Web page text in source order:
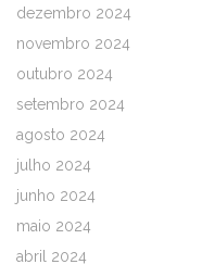
dezembro 2024
novembro 2024
outubro 2024
setembro 2024
agosto 2024
julho 2024
junho 2024
maio 2024
abril 2024